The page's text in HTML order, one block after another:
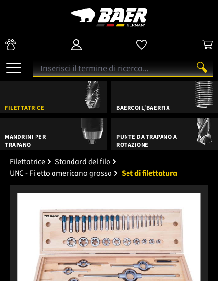
FILETTATRICE BAERCOIL/BAERFIX
MANDRINI PER
TRAPANO
PUNTE DA TRAPANO A
ROTAZIONE
Filettatrice
Standard del filo
UNC - Filetto americano grosso
Set di filettatura